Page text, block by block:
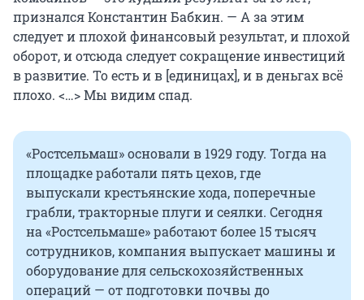
признался Константин Бабкин. — А за этим
следует и плохой финансовый результат, и плохой
оборот, и отсюда следует сокращение инвестиций
в развитие. То есть и в [единицах], и в деньгах всё
плохо. <…> Мы видим спад.
«Ростсельмаш» основали в 1929 году. Тогда на
площадке работали пять цехов, где
выпускали крестьянские хода, поперечные
грабли, тракторные плуги и сеялки. Сегодня
на «Ростсельмаше» работают более 15 тысяч
сотрудников, компания выпускает машины и
оборудование для сельскохозяйственных
операций — от подготовки почвы до